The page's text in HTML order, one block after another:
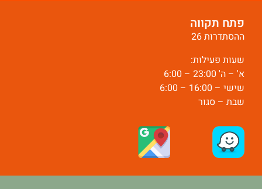
פתח תקווה
ההסתדרות 26
שעות פעילות:
א' – ה' 23:00 – 6:00
שישי – 16:00 – 6:00
שבת – סגור